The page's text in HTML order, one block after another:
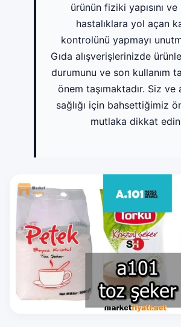
ürünün fiziki yapısını
hastalıklara yol açan
kontrolünü yapmayı
Gıda alışverişlerinizde
durumunu ve son kullanım
önem taşımaktadır. Siz ve
sağlığı için bahsettiğimiz
mutlaka dikkat